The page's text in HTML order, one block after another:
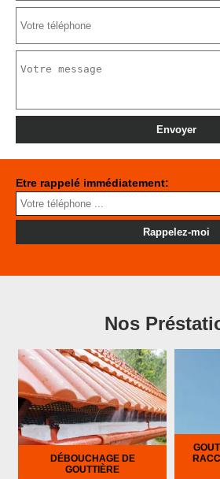
Etre rappelé immédiatement:
Nos
DÉBOUCHAGE DE
GOUTTIÈRE